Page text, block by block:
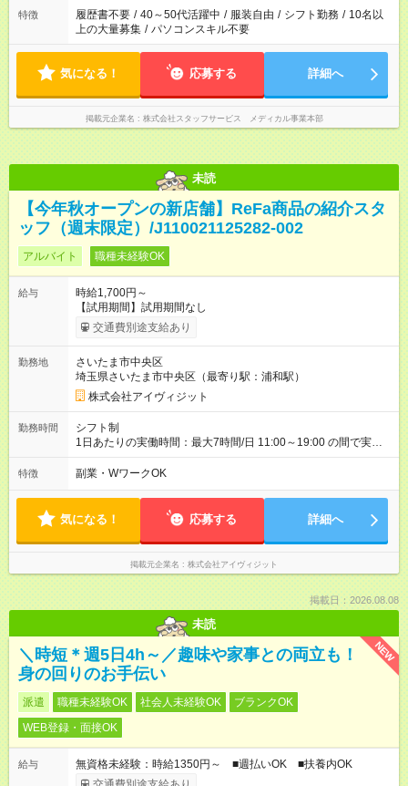
特徴 履歴書不要 / 40～50代活躍中 / 服装自由 / シフト勤務 / 10名以
上の大量募集 / パソコンスキル不要
気になる！ 応募する 詳細へ
掲載元企業名 株式会社スタッフサービス メディカル事業本部
未読
【今年秋オープンの新店舗】ReFa商品の紹介スタ
ッフ（週末限定）/J110021125282-002
アルバイト 職種未経験OK
給与
時給1,700円～
【試用期間】試用期間なし
交通費別途支給あり
勤務地
さいたま市中央区
埼玉県さいたま市中央区（最寄り駅：浦和駅）
株式会社アイヴィジット
勤務時間
シフト制
1日あたりの実働時間：最大7時間/日 11:00～19:00 の間で実働7
時間 休憩1時間、シフト制 ※状況により勤務時間変動の可能性
あり 土日祝限定☆週2日勤務
特徴 副業・WワークOK
気になる！ 応募する 詳細へ
掲載元企業名 株式会社アイヴィジット
掲載日：2026.08.08
未読
NEW
＼時短＊週5日4h～／趣味や家事との両立も！
身の回りのお手伝い
派遣 職種未経験OK 社会人未経験OK
ブランクOK
WEB登録・面接OK
給与
無資格未経験：時給1350円～ ■週払いOK ■扶養内OK